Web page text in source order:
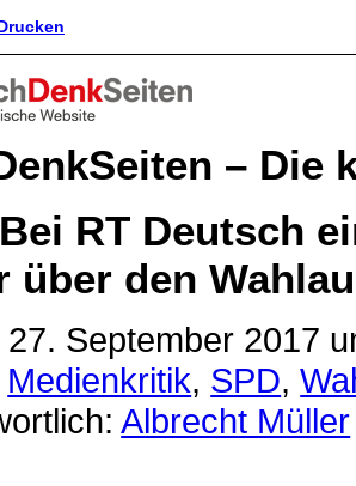
– Die
RT Deutsch
über den
27. September 2017
Medienkritik, SPD,
Albrecht Müller